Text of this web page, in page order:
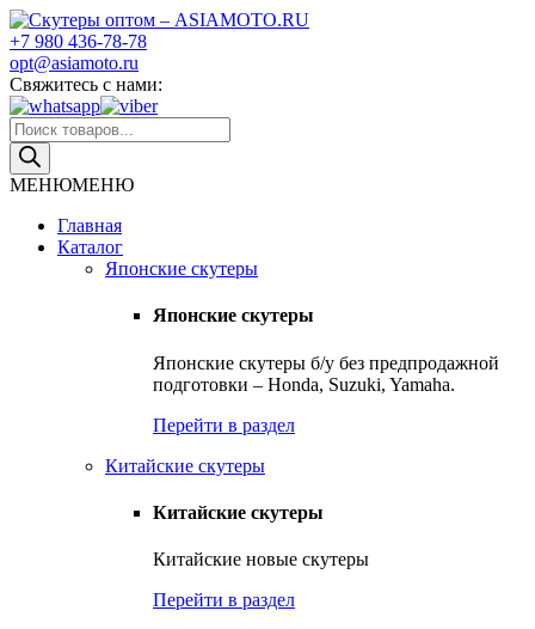
Skip
to
content
Скутеры оптом – ASIAMOTO.RU
Японские и китайские скутеры оптом
+7 980 436-78-78
opt@asiamoto.ru
Свяжитесь с нами:
Поиск
товаров
МЕНЮМЕНЮ
Главная
Каталог
Японские скутеры
Японские скутеры
Японские скутеры б/у без предпродажной
подготовки – Honda, Suzuki, Yamaha.
Перейти в раздел
Китайские скутеры
Китайские скутеры
Китайские новые скутеры
Перейти в раздел